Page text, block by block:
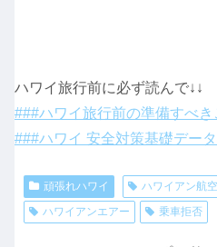
ハワイ旅行前に必ず読んで↓↓
###ハワイ旅行前の準備すべ
###ハワイ 安全対策基礎デー
頑張れハワイ ハワイアン航空
ハワイアンエアー
乗車拒否